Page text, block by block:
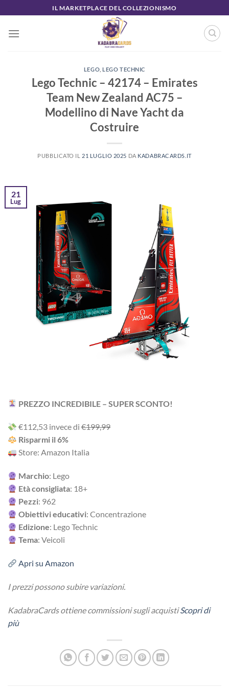
ai
contenuti
IL MARKETPLACE DEL COLLEZIONISMO
LEGO ,LEGO TECHNIC
Lego Technic – 42174 – Emirates
Team New Zealand AC75 –
Modellino di Nave Yacht da
Costruire
PUBBLICATO IL 21 LUGLIO 2025 DA KADABRACARDS.IT
21
Lug
PREZZO INCREDIBILE – SUPER SCONTO!
‎€112,53 i‎nv‎ec‎e ‎di‎€199,99
R‎is‎pa‎rm‎i ‎il‎ 6%
Store: Amazon Italia
Marchio: Lego
Età consigliata: 18+
Pezzi: 962
Obiettivi educativi:Concentrazione
Edizione: Lego Technic
Tema: Veicoli
Apri su Amazon
I prezzi possono subire variazioni.
KadabraCards ottiene commissioni sugli acquistiScopri di
più